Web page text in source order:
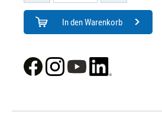
In den Warenkorb